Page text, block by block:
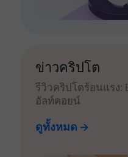
ข่าวคริปโต
รีวิวคริปโตร้อนแรง:
อัลท์คอยน์
ดูทั้งหมด